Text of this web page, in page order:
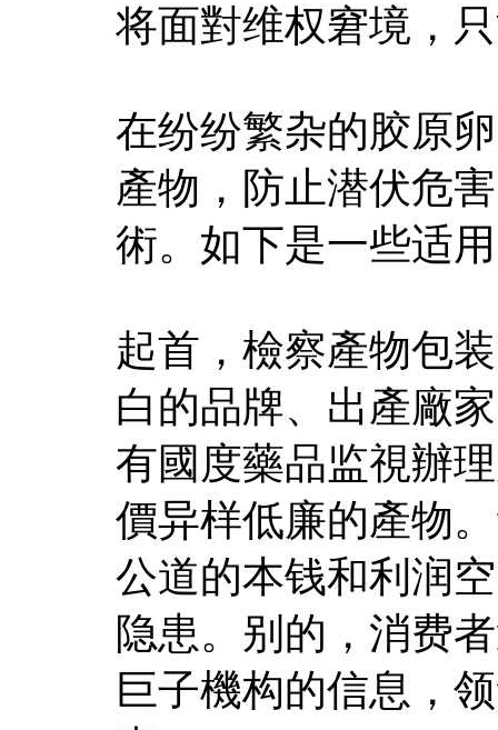
将面對维权窘境，
在纷纷繁杂的胶原
產物，防止潜伏危
術。如下是一些适
起首，檢察產物包
白的品牌、出產廠
有國度藥品监視辦
價异样低廉的產物
公道的本钱和利润
隐患。别的，消费
巨子機构的信息，